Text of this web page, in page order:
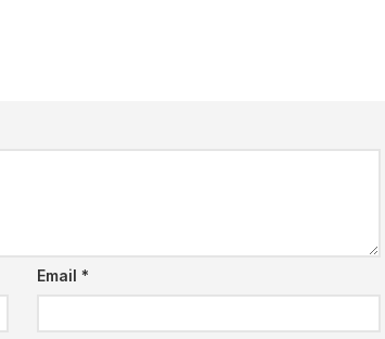
Email*